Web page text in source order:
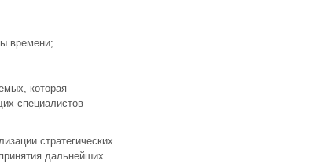
времени;
которая
специалистов
стратегических
дальнейших